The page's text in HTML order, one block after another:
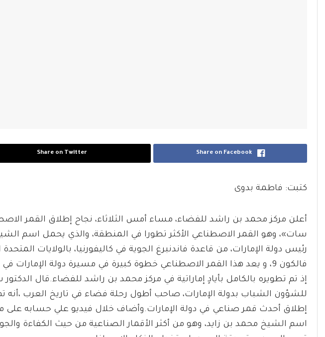
Share on Facebook
Share on Twitter
كتبت: فاطمة بدوى
أعلن مركز محمد بن راشد للفضاء، مساء أمس الثلاثاء، نجاح إطلاق القمر
سات»، وهو القمر الاصطناعي الأكثر تطورا في المنطقة، والذي يحمل اسم
رئيس دولة الإمارات، من قاعدة فاندنبرغ الجوية في كاليفورنيا، بالولايات
فالكون 9، و يعد هذا القمر الاصطناعي خطوة كبيرة في مسيرة دولة
إذ تم تطويره بالكامل بأيادٍ إماراتية في مركز محمد بن راشد للفضاء.قال الدكتور
للشؤون الشباب بدولة الإمارات، صاحب أطول رحلة فضاء في تاريخ العرب ،أنه تم
اسم الشيخ محمد بن زايد، وهو من أكثر الأقمار الصناعية من حيث الكفاءة